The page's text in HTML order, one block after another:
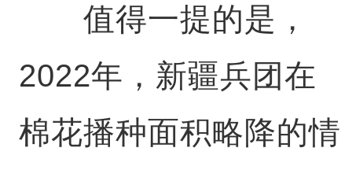
值得一提的是，
2022年，新疆兵团在
棉花播种面积略降的情